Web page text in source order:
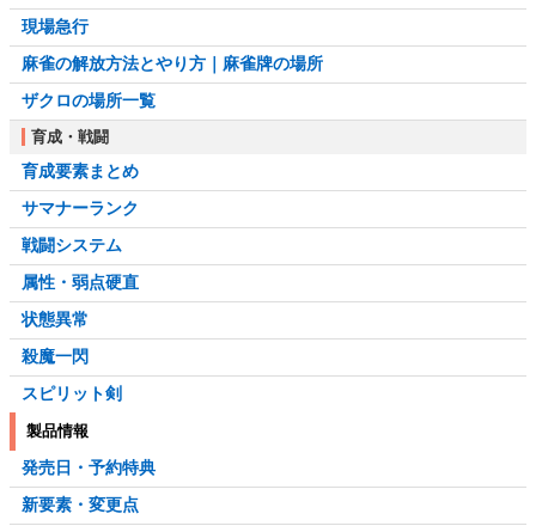
現場急行
麻雀の解放方法とやり方｜麻雀牌の場所
ザクロの場所一覧
育成・戦闘
育成要素まとめ
サマナーランク
戦闘システム
属性・弱点硬直
状態異常
殺魔一閃
スピリット剣
製品情報
発売日・予約特典
新要素・変更点